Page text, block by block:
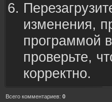
изменения,
программой в
проверьте,
корректно.
Всего комментариев: 0